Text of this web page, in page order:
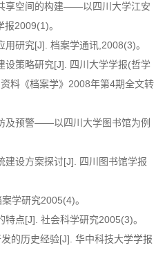
享空间的构建——以四川大学江安
2009(1)。
研究[J]. 档案学通讯,2008(3)。
设策略研究[J]. 四川大学学报(哲学
料《档案学》2008年第4期全文转
及预警——以四川大学图书馆为例
建设方案探讨[J]. 四川图书馆学报
学研究2005(4)。
点[J]. 社会科学研究2005(3)。
的历史经验[J]. 华中科技大学学报